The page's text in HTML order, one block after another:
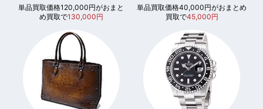
単品買取価格120,000円がおまと
め買取で130,000円
単品買取価格40,000円がおまとめ
買取で45,000円